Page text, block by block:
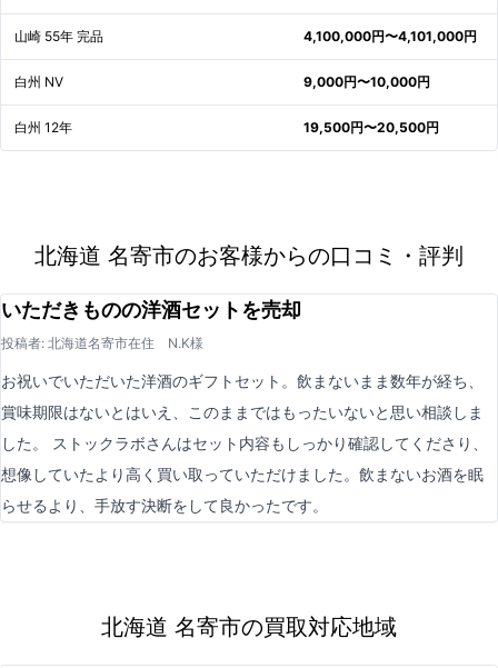
山崎 55年 完品 4,100,000円〜4,101,000円
白州 NV 9,000円〜10,000円
白州 12年 19,500円〜20,500円
北海道 名寄市のお客様からの口コミ・評判
いただきものの洋酒セットを売却
投稿者: 北海道名寄市在住 N.K様
お祝いでいただいた洋酒のギフトセット。飲まないまま数年が経ち、
賞味期限はないとはいえ、このままではもったいないと思い相談しま
した。 ストックラボさんはセット内容もしっかり確認してくださり、
想像していたより高く買い取っていただけました。飲まないお酒を眠
らせるより、手放す決断をして良かったです。
北海道 名寄市の買取対応地域